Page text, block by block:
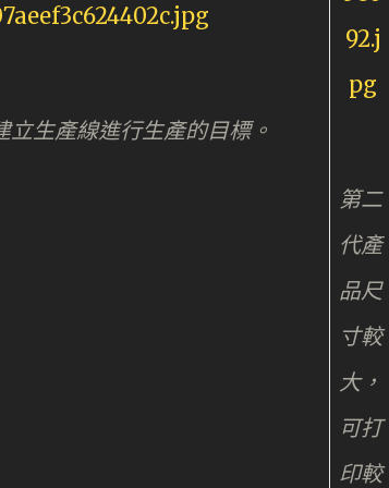
生產線進行生產的目標。
第二
代產
品尺
寸較
大，
可打
印較